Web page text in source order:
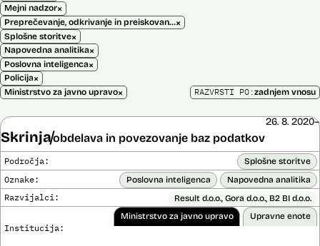
Mejni nadzor×
Preprečevanje, odkrivanje in preiskovanje kaznivih dejanj×
Splošne storitve×
Napovedna analitika×
Poslovna inteligenca×
Policija×
Ministrstvo za javno upravo× RAZVRSTI PO:zadnjem vnosu
Skrinjaobdelava in povezovanje baz podatkov
26. 8. 2020–
Področja: Splošne storitve
Oznake: Poslovna inteligenca Napovedna analitika
Razvijalci: Result d.o.o., Gora d.o.o., B2 BI d.o.o.
Institucija:
Ministrstvo za javno upravo Upravne enote